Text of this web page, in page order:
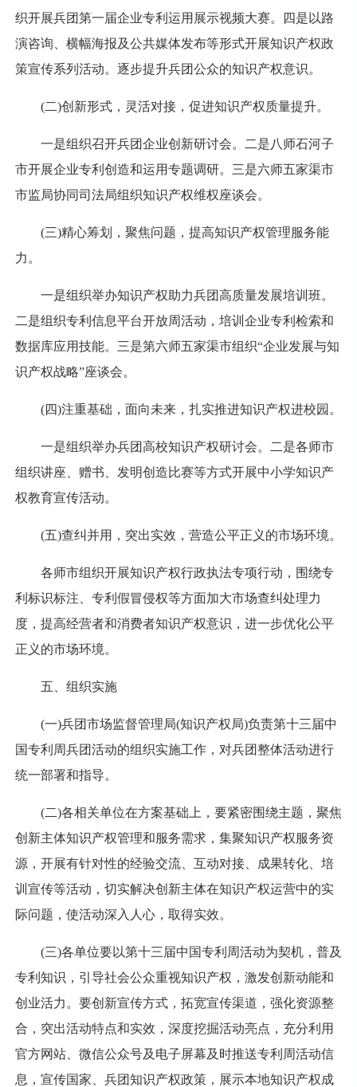
织开展兵团第一届企业专利运用展示视频大赛。四是以路
演咨询、横幅海报及公共媒体发布等形式开展知识产权政
策宣传系列活动。逐步提升兵团公众的知识产权意识。
(二)创新形式，灵活对接，促进知识产权质量提升。
一是组织召开兵团企业创新研讨会。二是八师石河子
市开展企业专利创造和运用专题调研。三是六师五家渠市
市监局协同司法局组织知识产权维权座谈会。
(三)精心筹划，聚焦问题，提高知识产权管理服务能
力。
一是组织举办知识产权助力兵团高质量发展培训班。
二是组织专利信息平台开放周活动，培训企业专利检索和
数据库应用技能。三是第六师五家渠市组织“企业发展与知
识产权战略”座谈会。
(四)注重基础，面向未来，扎实推进知识产权进校园。
一是组织举办兵团高校知识产权研讨会。二是各师市
组织讲座、赠书、发明创造比赛等方式开展中小学知识产
权教育宣传活动。
(五)查纠并用，突出实效，营造公平正义的市场环境。
各师市组织开展知识产权行政执法专项行动，围绕专
利标识标注、专利假冒侵权等方面加大市场查纠处理力
度，提高经营者和消费者知识产权意识，进一步优化公平
正义的市场环境。
五、组织实施
(一)兵团市场监督管理局(知识产权局)负责第十三届中
国专利周兵团活动的组织实施工作，对兵团整体活动进行
统一部署和指导。
(二)各相关单位在方案基础上，要紧密围绕主题，聚焦
创新主体知识产权管理和服务需求，集聚知识产权服务资
源，开展有针对性的经验交流、互动对接、成果转化、培
训宣传等活动，切实解决创新主体在知识产权运营中的实
际问题，使活动深入人心，取得实效。
(三)各单位要以第十三届中国专利周活动为契机，普及
专利知识，引导社会公众重视知识产权，激发创新动能和
创业活力。要创新宣传方式，拓宽宣传渠道，强化资源整
合，突出活动特点和实效，深度挖掘活动亮点，充分利用
官方网站、微信公众号及电子屏幕及时推送专利周活动信
息，宣传国家、兵团知识产权政策，展示本地知识产权成